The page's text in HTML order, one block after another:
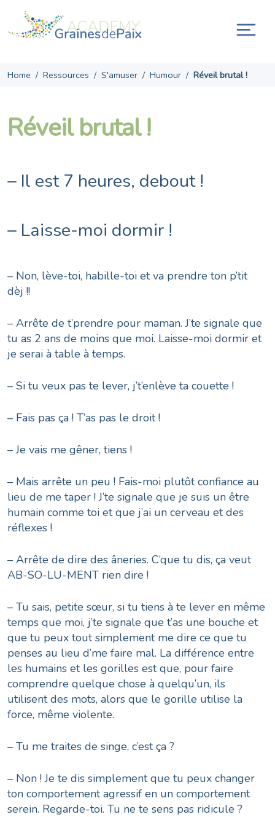
content
Home / Ressources / S'amuser / Humour / Réveil brutal !
Réveil brutal !
– Il est 7 heures, debout !
– Laisse-moi dormir !
– Non, lève-toi, habille-toi et va prendre ton p’tit
dèj !!
– Arrête de t’prendre pour maman. J’te signale que
tu as 2 ans de moins que moi. Laisse-moi dormir et
je serai à table à temps.
– Si tu veux pas te lever, j’t’enlève ta couette !
– Fais pas ça ! T’as pas le droit !
– Je vais me gêner, tiens !
– Mais arrête un peu ! Fais-moi plutôt confiance au
lieu de me taper ! J’te signale que je suis un être
humain comme toi et que j’ai un cerveau et des
réflexes !
– Arrête de dire des âneries. C’que tu dis, ça veut
AB-SO-LU-MENT rien dire !
– Tu sais, petite sœur, si tu tiens à te lever en même
temps que moi, j’te signale que t’as une bouche et
que tu peux tout simplement me dire ce que tu
penses au lieu d’me faire mal. La différence entre
les humains et les gorilles est que, pour faire
comprendre quelque chose à quelqu’un, ils
utilisent des mots, alors que le gorille utilise la
force, même violente.
– Tu me traites de singe, c’est ça ?
– Non ! Je te dis simplement que tu peux changer
ton comportement agressif en un comportement
serein. Regarde-toi. Tu ne te sens pas ridicule ?